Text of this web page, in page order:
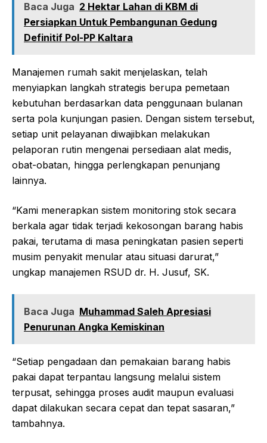
Baca Juga 2 Hektar Lahan di KBM di
Persiapkan Untuk Pembangunan Gedung
Definitif Pol-PP Kaltara
Manajemen rumah sakit menjelaskan, telah
menyiapkan langkah strategis berupa pemetaan
kebutuhan berdasarkan data penggunaan bulanan
serta pola kunjungan pasien. Dengan sistem tersebut,
setiap unit pelayanan diwajibkan melakukan
pelaporan rutin mengenai persediaan alat medis,
obat-obatan, hingga perlengkapan penunjang
lainnya.
“Kami menerapkan sistem monitoring stok secara
berkala agar tidak terjadi kekosongan barang habis
pakai, terutama di masa peningkatan pasien seperti
musim penyakit menular atau situasi darurat,”
ungkap manajemen RSUD dr. H. Jusuf, SK.
Baca Juga Muhammad Saleh Apresiasi
Penurunan Angka Kemiskinan
“Setiap pengadaan dan pemakaian barang habis
pakai dapat terpantau langsung melalui sistem
terpusat, sehingga proses audit maupun evaluasi
dapat dilakukan secara cepat dan tepat sasaran,”
tambahnya.